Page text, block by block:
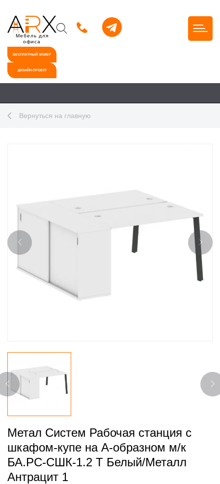
Мебель для
офиса
БЕСПЛАТНЫЙ ЗАМЕР
ДИЗАЙН-ПРОЕКТ
Вернуться на главную
Метал Систем Рабочая станция с
шкафом-купе на А-образном м/к
БА.РС-СШК-1.2 Т Белый/Металл
Антрацит 1